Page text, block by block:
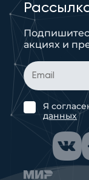
акциях и
Я
данных